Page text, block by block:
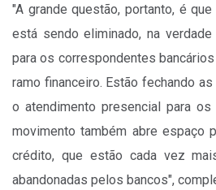
"A grande questão, portanto, é
está sendo eliminado, na
para os correspondentes
ramo financeiro. Estão fechando
o atendimento presencial para os
movimento também abre espaço
crédito, que estão cada vez
abandonadas pelos bancos",